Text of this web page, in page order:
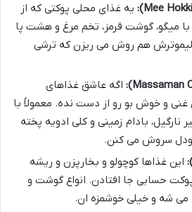
یه غذای محلی پوکتی که از
میگو، گوشت قرمز، تخم مرغ و هشت پا
هم روش می ریزن که ترشی
اگه عاشق غذاهای
غنی و خوش بو رو از دست نده. معمولاً با
نارگیل، بادام زمینی و کلی ادویه پخته
سروش می کنن.
این غذاها کوچولو و بخارپزن و ریشه
حسابی جا افتادن. انواع گوشت و
شه و خیلی خوشمزه ان.